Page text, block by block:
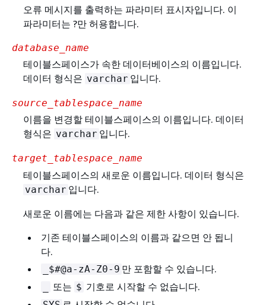
오류 메시지를 출력하는 파라미터 표시자입니다. 이
파라미터는 ?만 허용합니다.
database_name
테이블스페이스가 속한 데이터베이스의 이름입니다.
데이터 형식은 varchar 입니다.
source_tablespace_name
이름을 변경할 테이블스페이스의 이름입니다. 데이터
형식은 varchar 입니다.
target_tablespace_name
테이블스페이스의 새로운 이름입니다. 데이터 형식은
varchar 입니다.
새로운 이름에는 다음과 같은 제한 사항이 있습니다.
기존 테이블스페이스의 이름과 같으면 안 됩니
다.
_$#@a-zA-Z0-9 만 포함할 수 있습니다.
또는 $ 기호로 시작할 수 없습니다.